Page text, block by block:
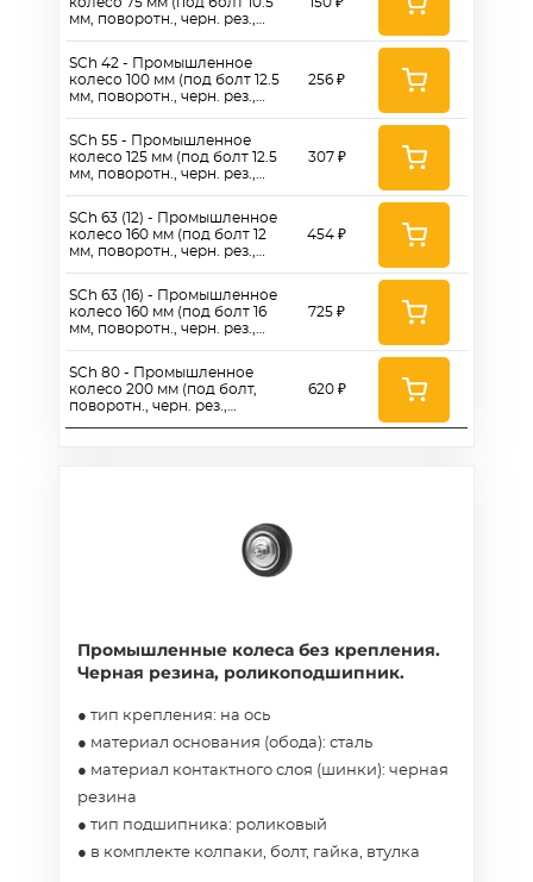
мм, поворотн., черн. рез.,
SCh 42 - Промышленное
колесо 100 мм (под болт 12.5
мм, поворотн., черн. рез.,
SCh 55 - Промышленное
колесо 125 мм (под болт 12.5
мм, поворотн., черн. рез.,
SCh 63 (12) - Промышленное
колесо 160 мм (под болт 12
мм, поворотн., черн. рез.,
SCh 63 (16) - Промышленное
колесо 160 мм (под болт 16
мм, поворотн., черн. рез.,
SCh 80 - Промышленное
колесо 200 мм (под болт,
поворотн., черн. рез.,
256 ₽
307 ₽
454 ₽
725 ₽
620 ₽
Промышленные колеса без крепления.
Черная резина, роликоподшипник.
● тип крепления: на ось
● материал основания (обода): сталь
● материал контактного слоя (шинки): черная
резина
● тип подшипника: роликовый
● в комплекте колпаки, болт, гайка, втулка